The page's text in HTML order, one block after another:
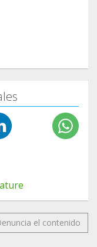
el contenido